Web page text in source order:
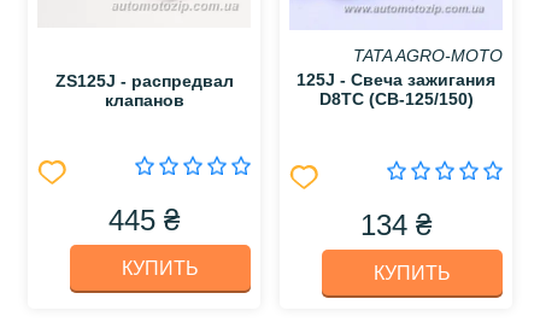
ZS125J - распредвал
клапанов
445 ₴
КУПИТЬ
TATA AGRO-MOTO
125J - Свеча зажигания
D8TC (СВ-125/150)
134 ₴
КУПИТЬ